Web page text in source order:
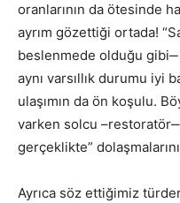
oranlarının da ötesinde
ayrım gözettiği ortada!
beslenmede olduğu gibi‒
aynı varsıllık durumu iyi
ulaşımın da ön koşulu.
varken solcu –restoratör‒
gerçeklikte”
Ayrıca söz ettiğimiz